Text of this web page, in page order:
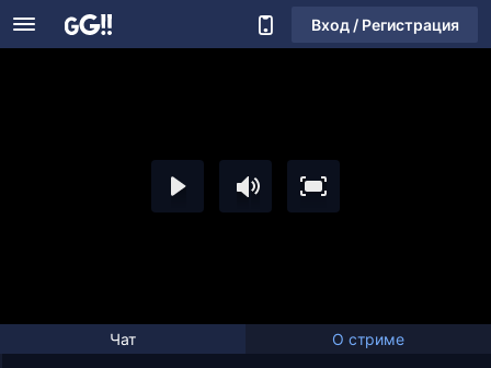
Вход / Регистрация
Чат О стриме